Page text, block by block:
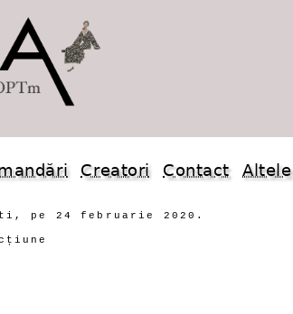
Creatori Contact Altele
pe 24 februarie 2020.